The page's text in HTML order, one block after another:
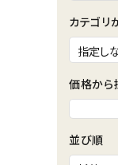
セミナ
カテゴリ
価格から
並び順